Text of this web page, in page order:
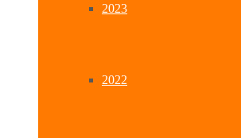
2023
2022